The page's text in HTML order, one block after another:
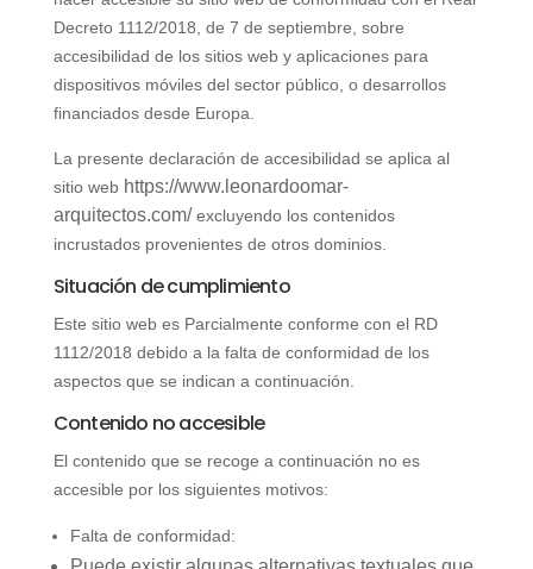
Decreto 1112/2018, de 7 de septiembre, sobre
accesibilidad de los sitios web y aplicaciones para
dispositivos móviles del sector público, o desarrollos
financiados desde Europa.
La presente declaración de accesibilidad se aplica al
sitio web https://www.leonardoomar-
arquitectos.com/ excluyendo los contenidos
incrustados provenientes de otros dominios.
Situación de cumplimiento
Este sitio web es Parcialmente conforme con el RD
1112/2018 debido a la falta de conformidad de los
aspectos que se indican a continuación.
Contenido no accesible
El contenido que se recoge a continuación no es
accesible por los siguientes motivos:
Falta de conformidad: